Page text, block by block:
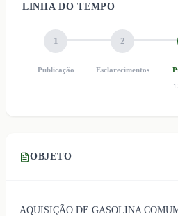
LINHA DO TEMPO
1
Publicação
2
Esclarecimentos
OBJETO
AQUISIÇÃO DE GASOLINA